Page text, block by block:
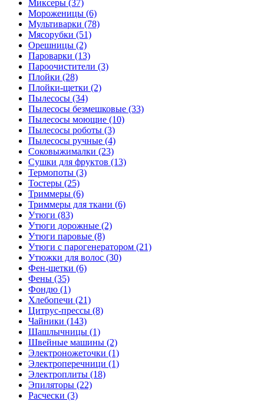
Миксеры (37)
Мороженицы (6)
Мультиварки (78)
Мясорубки (51)
Орешницы (2)
Пароварки (13)
Пароочистители (3)
Плойки (28)
Плойки-щетки (2)
Пылесосы (34)
Пылесосы безмешковые (33)
Пылесосы моющие (10)
Пылесосы роботы (3)
Пылесосы ручные (4)
Соковыжималки (23)
Сушки для фруктов (13)
Термопоты (3)
Тостеры (25)
Триммеры (6)
Триммеры для ткани (6)
Утюги (83)
Утюги дорожные (2)
Утюги паровые (8)
Утюги с парогенератором (21)
Утюжки для волос (30)
Фен-щетки (6)
Фены (35)
Фондю (1)
Хлебопечи (21)
Цитрус-прессы (8)
Чайники (143)
Шашлычницы (1)
Швейные машины (2)
Электроножеточки (1)
Электроперечници (1)
Электроплиты (18)
Эпиляторы (22)
Расчески (3)